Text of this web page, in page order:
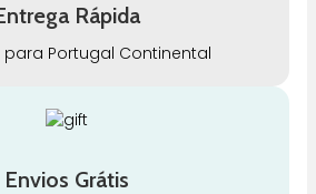
Rápida
para Portugal Continental
Envios Grátis